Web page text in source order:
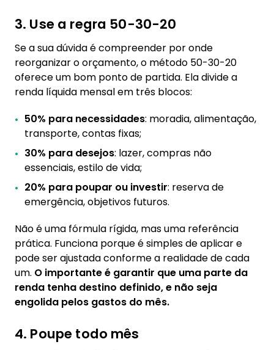
3. Use a regra 50-30-20
Se a sua dúvida é compreender por onde
reorganizar o orçamento, o método 50-30-20
oferece um bom ponto de partida. Ela divide a
renda líquida mensal em três blocos:
50% para necessidades: moradia, alimentação,
transporte, contas fixas;
30% para desejos: lazer, compras não
essenciais, estilo de vida;
20% para poupar ou investir: reserva de
emergência, objetivos futuros.
Não é uma fórmula rígida, mas uma referência
prática. Funciona porque é simples de aplicar e
pode ser ajustada conforme a realidade de cada
um. O importante é garantir que uma parte da
renda tenha destino definido, e não seja
engolida pelos gastos do mês.
4. Poupe todo mês